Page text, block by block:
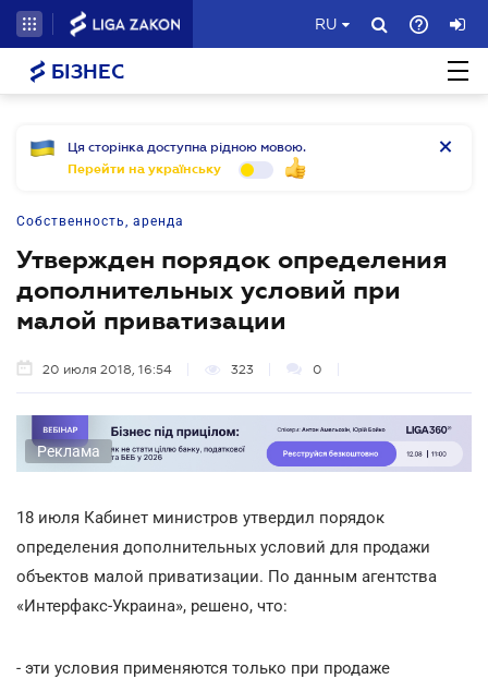
RU
БІЗНЕС
Ця сторінка доступна рідною мовою.
Перейти на українську
Собственность, аренда
Утвержден порядок определения
дополнительных условий при
малой приватизации
20 июля 2018, 16:54 323 0
Реклама
18 июля Кабинет министров утвердил порядок
определения дополнительных условий для продажи
объектов малой приватизации. По данным агентства
«Интерфакс-Украина», решено, что:
- эти условия применяются только при продаже